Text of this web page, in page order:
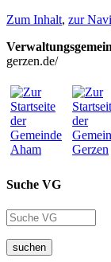
Zum Inhalt, zur
gerzen.de/
Suche VG
suchen